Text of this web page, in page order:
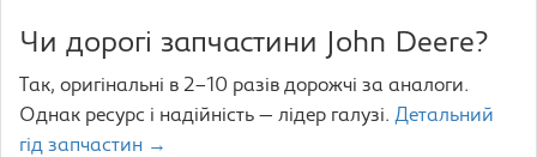
Чи дорогі запчастини John Deere?
Так, оригінальні в 2–10 разів дорожчі за аналоги.
Однак ресурс і надійність — лідер галузі. Детальний
гід запчастин →